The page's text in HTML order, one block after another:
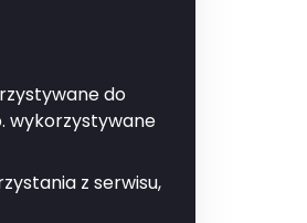
do
wykorzystywane
z serwisu,